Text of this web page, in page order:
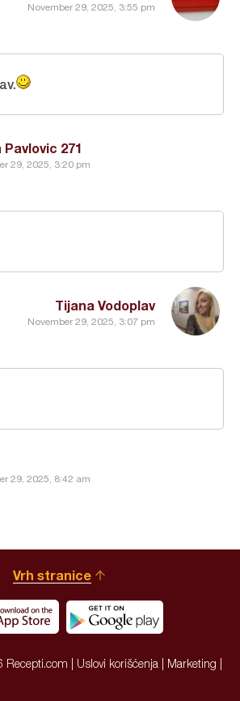
November 29, 2025, 3:55 pm
Pavlovic 271
29, 2025, 3:20 pm
Tijana Vodoplav
November 29, 2025, 3:07 pm
29, 2025, 8:42 am
Vrh stranice
| Uslovi korišćenja Marketing